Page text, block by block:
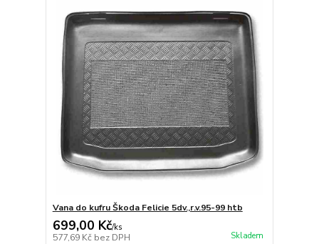
Vana do kufru Škoda Felicie 5dv.,r.v.95-99 htb
699,00 Kč/ks
577,69 Kč bez DPH Skladem